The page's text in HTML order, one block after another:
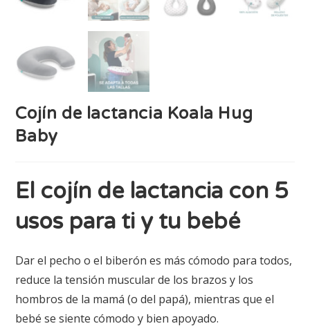
Cojín de lactancia Koala Hug
Baby
El cojín de lactancia con 5
usos para ti y tu bebé
Dar el pecho o el biberón es más cómodo para todos,
reduce la tensión muscular de los brazos y los
hombros de la mamá (o del papá), mientras que el
bebé se siente cómodo y bien apoyado.